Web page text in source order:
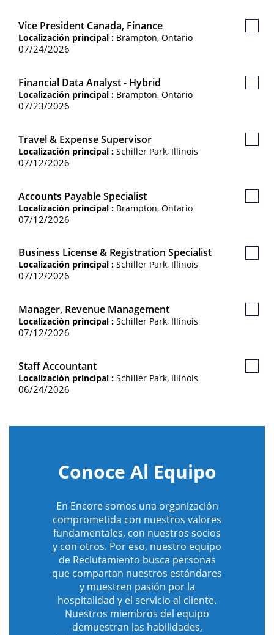
Vice President Canada, Finance
Localización principal : Brampton, Ontario
07/24/2026
Financial Data Analyst - Hybrid
Localización principal : Brampton, Ontario
07/23/2026
Travel & Expense Supervisor
Localización principal : Schiller Park, Illinois
07/12/2026
Accounts Payable Specialist
Localización principal : Brampton, Ontario
07/12/2026
Business License & Registration Specialist
Localización principal : Schiller Park, Illinois
07/12/2026
Manager, Revenue Management
Localización principal : Schiller Park, Illinois
07/12/2026
Staff Accountant
Localización principal : Schiller Park, Illinois
06/24/2026
Conoce Al Equipo
En Encore somos una organización
comprometida con nuestros valores
fundamentales, con nuestros socios
y con otros. Por eso, nuestro equipo
de Reclutamiento busca personas
que compartan nuestros estándares
y muestren pasión por la
hospitalidad y el servicio al cliente.
Nuestros miembros del equipo
demuestran las habilidades,